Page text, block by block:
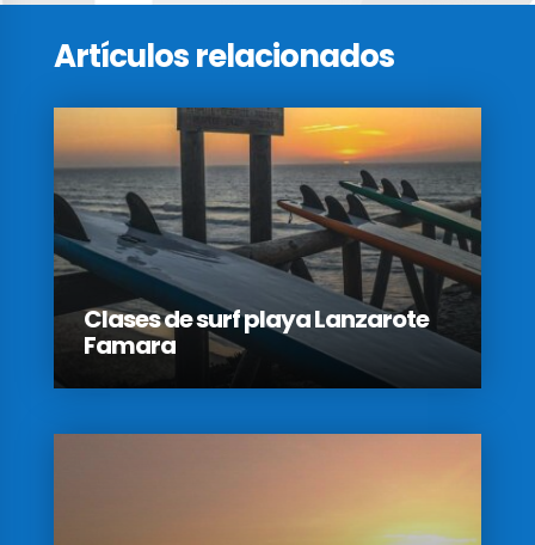
Artículos relacionados
Clases de surf playa Lanzarote
Famara